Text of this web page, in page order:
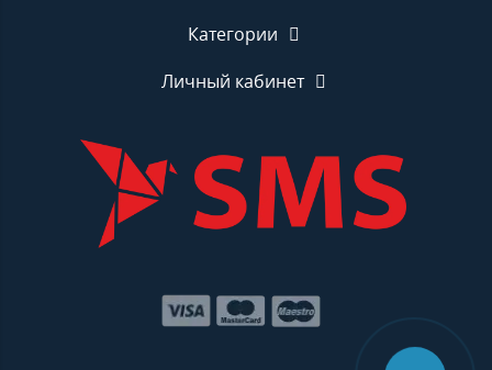
Категории
Личный кабинет